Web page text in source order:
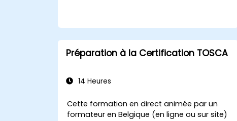
Préparation à la Certification TOSCA
14 Heures
Cette formation en direct animée par un
formateur en Belgique (en ligne ou sur site)